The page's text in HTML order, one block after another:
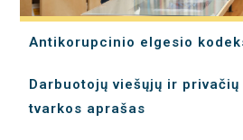
Antikorupcinio elgesio
Darbuotojų viešųjų ir
tvarkos aprašas